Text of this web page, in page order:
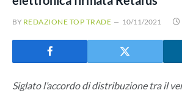
BY REDAZIONE TOP TRADE 10/11/2021
Siglato l’accordo di distribuzione tra il